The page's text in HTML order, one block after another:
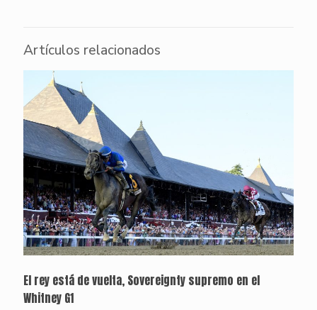
Artículos relacionados
El rey está de vuelta, Sovereignty supremo en el
Whitney G1